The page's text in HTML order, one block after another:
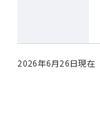
2026年6月26日現在